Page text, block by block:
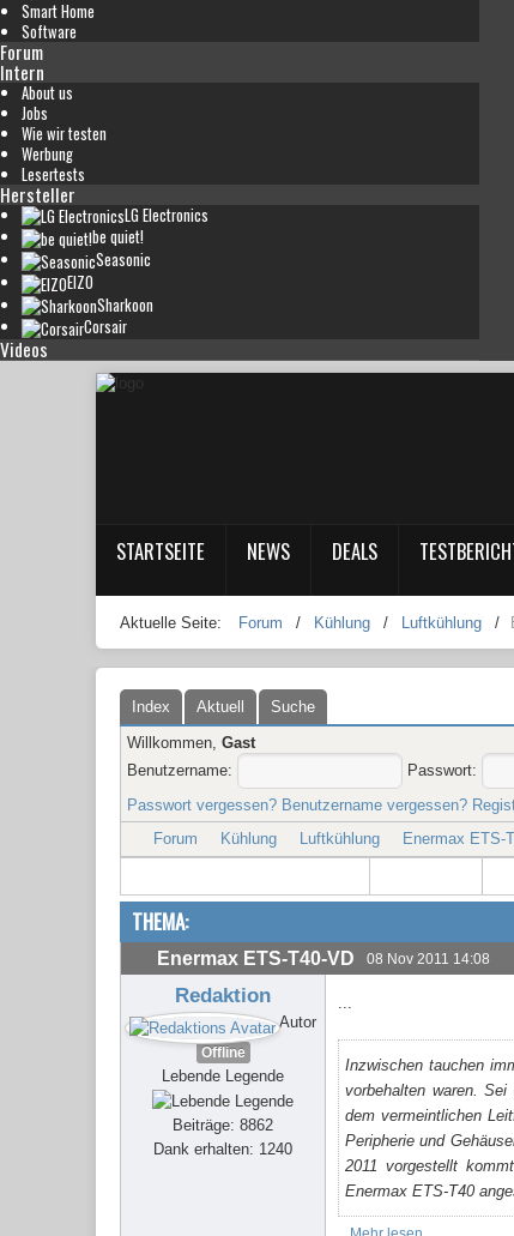
Smart Home
Software
Forum
Intern
About us
Jobs
Wie wir testen
Werbung
Lesertests
Hersteller
LG Electronics
be quiet!
Seasonic
EIZO
Sharkoon
Corsair
Videos
STARTSEITE NEWS DEALS
Aktuelle Seite: Forum / Kühlung / Luftkühlung /
Index Aktuell
Suche
Willkommen, Gast
Benutzername:
Passwort:
Passwort vergessen? Benutzername vergessen?
Forum
Kühlung Luftkühlung Enermax ETS-
THEMA:
Enermax ETS-T40-VD 08 Nov 2011 14:08
Redaktion
Autor
Offline
Lebende Legende
Beiträge: 8862
Dank erhalten: 1240
...
Inzwischen tauchen
vorbehalten waren.
dem vermeintlichen
Peripherie und
2011 vorgestellt
Enermax ETS-T40